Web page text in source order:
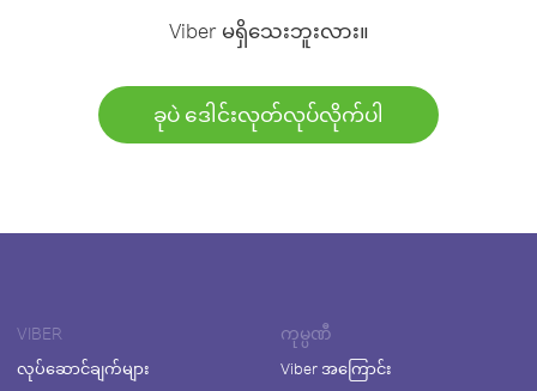
Viber မရှိသေးဘူးလား။
ခုပဲ ဒေါင်းလုတ်လုပ်လိုက်ပါ
VIBER
လုပ်ဆောင်ချက်များ
ကုမ္ပဏီ
Viber အကြောင်း